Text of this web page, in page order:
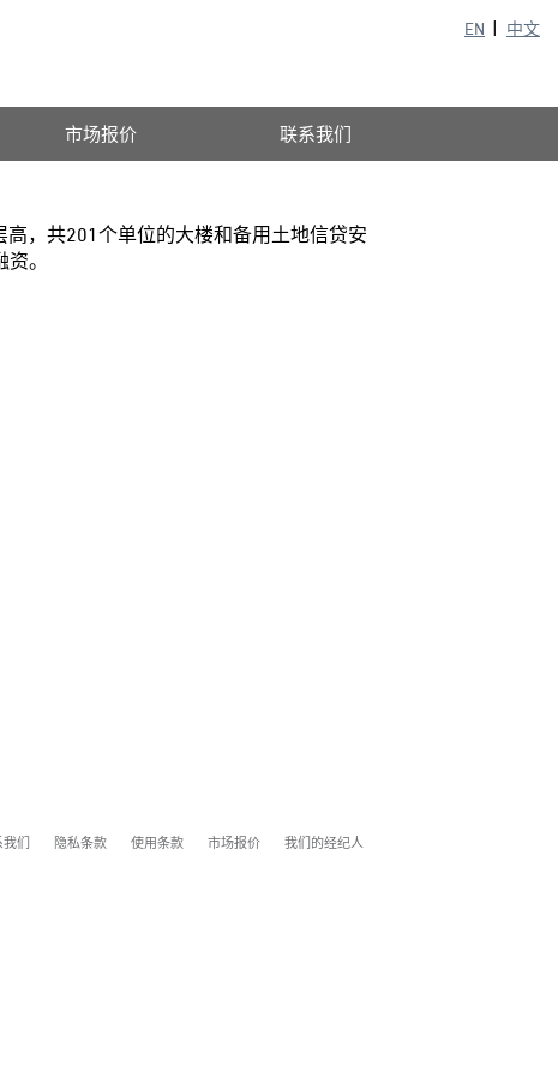
EN 中文
市场报价 联系我们
，共201个单位的大楼和备用土地信贷安
。
们 隐私条款 使用条款 市场报价 我们的经纪人